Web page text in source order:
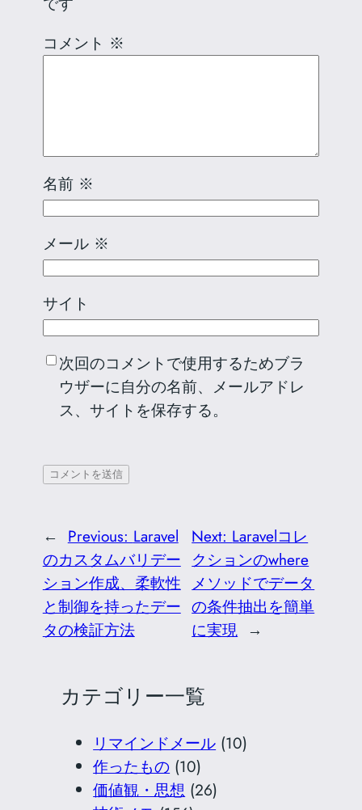
コメント ※
名前 ※
メール ※
サイト
次回のコメントで使用するためブラ
ウザーに自分の名前、メールアドレ
ス、サイトを保存する。
← Previous: Laravel
のカスタムバリデー
ション作成、柔軟性
と制御を持ったデー
タの検証方法
Next: Laravelコレ
クションのwhere
メソッドでデータ
の条件抽出を簡単
に実現 →
カテゴリー一覧
リマインドメール (10)
作ったもの (10)
価値観・思想 (26)